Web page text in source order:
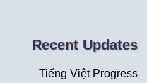
Recent Updates
Tiếng Việt Progress